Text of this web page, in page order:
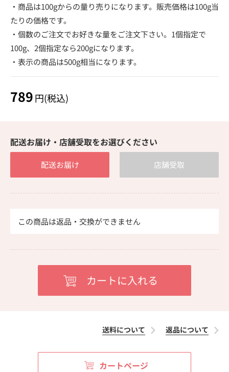
・商品は100gからの量り売りになります。販売価格は100g当
たりの価格です。
・個数のご注文でお好きな量をご注文下さい。1個指定で
100g、2個指定なら200gになります。
・表示の商品は500g相当になります。
789円(税込)
配送お届け・店舗受取をお選びください
配送お届け 店舗受取
この商品は返品・交換ができません
送料について 返品について
カートページ